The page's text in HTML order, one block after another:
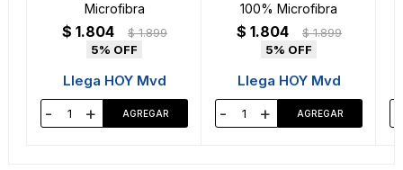
Microfibra
$ 1.804 $ 1.899
5
Llega HOY Mvd
- +
100% Microfibra
$ 1.804 $ 1.899
5
Llega HOY Mvd
- +